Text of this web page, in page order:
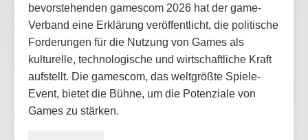
bevorstehenden gamescom 2026 hat der game-
Verband eine Erklärung veröffentlicht, die politische
Forderungen für die Nutzung von Games als
kulturelle, technologische und wirtschaftliche Kraft
aufstellt. Die gamescom, das weltgrößte Spiele-
Event, bietet die Bühne, um die Potenziale von
Games zu stärken.